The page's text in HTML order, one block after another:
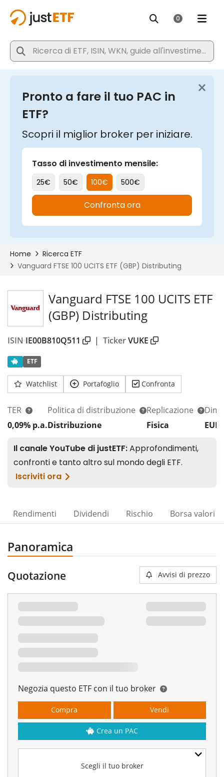
Vanguard FTSE 100 UCITS ETF
(GBP) Distributing
ISIN IE00B810Q511 | TickerVUKE
ETF
Watchlist Portafoglio Confronta
TER
0,09% p.a.
Politica di distribuzione
Distribuzione
Replicazione
Fisica
Rendimenti Dividendi Rischio Borsa valori
Panoramica
Quotazione Avvisi di prezzo
Negozia questo ETF con il tuo broker
Scegli il tuo broker
Compra Vendi
Crea un PAC